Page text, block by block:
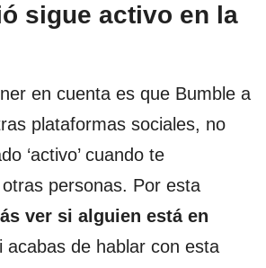
sigue activo en la
en cuenta es que Bumble a
plataformas sociales, no
‘activo’ cuando te
personas. Por esta
ver si alguien está en
acabas de hablar con esta